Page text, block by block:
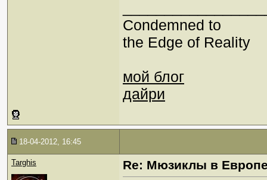
Condemned to
the Edge of Reality
мой блог
дайри
18-04-2012, 16:45
Targhis Re: Мюзиклы в